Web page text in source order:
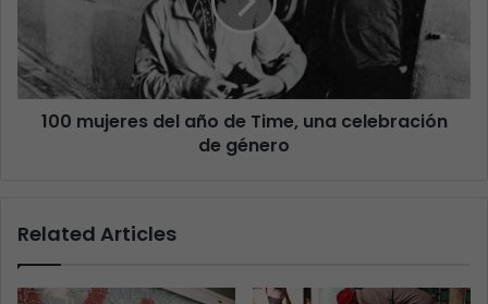
100 mujeres del año de Time, una celebración
de género
Related Articles